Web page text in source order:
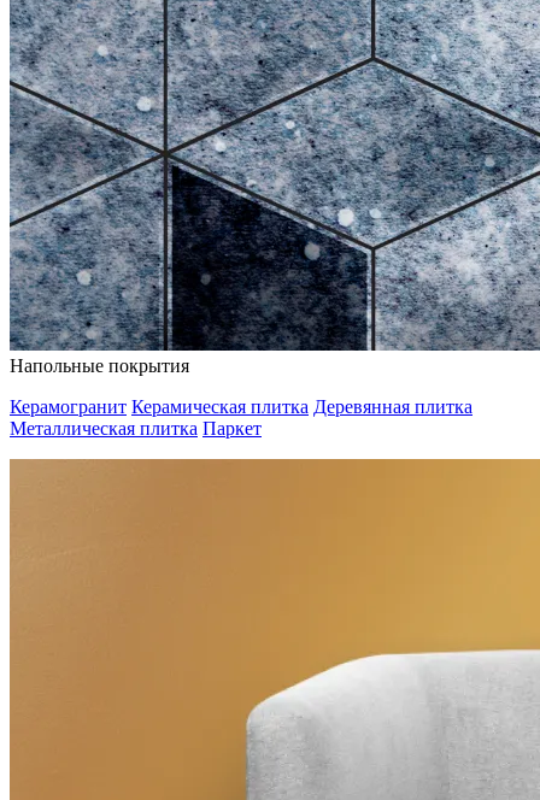
Напольные покрытия
Керамогранит Керамическая плитка Деревянная плитка
Металлическая плитка Паркет